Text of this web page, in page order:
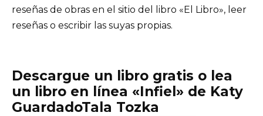
reseñas de obras en el sitio del libro «El Libro», leer
reseñas o escribir las suyas propias.
Descargue un libro gratis o lea
un libro en línea «Infiel» de Katy
GuardadoTala Tozka